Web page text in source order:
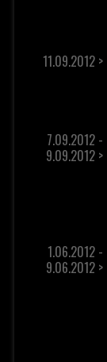
11.09.2012 >
7.09.2012 -
9.09.2012 >
1.06.2012 -
9.06.2012 >